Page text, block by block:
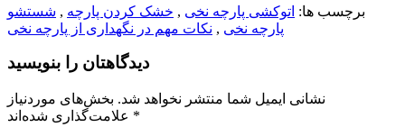
برچسب ها: اتوکشی پارچه نخی , خشک کردن پارچه , شستشو
پارچه نخی , نکات مهم در نگهداری از پارچه نخی
دیدگاهتان را بنویسید
نشانی ایمیل شما منتشر نخواهد شد. بخش‌های موردنیاز
*